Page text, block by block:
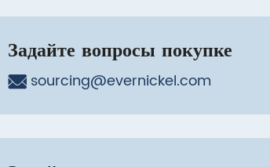
Задайте вопросы покупке
sourcing@evernickel.com